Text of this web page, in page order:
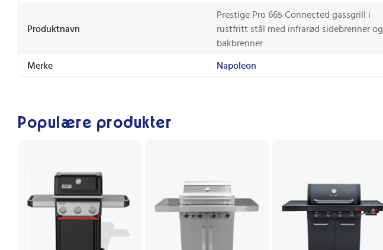
Produktnavn
Prestige Pro 665 Connected gassgrill i
rustfritt stål med infrarød sidebrenner og
bakbrenner
Merke Napoleon
Populære produkter